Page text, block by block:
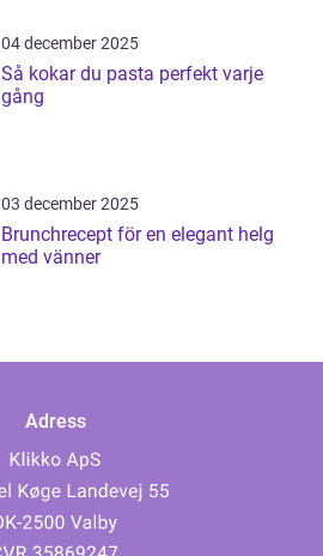
04 december 2025
Så kokar du pasta perfekt varje
gång
03 december 2025
Brunchrecept för en elegant helg
med vänner
Adress